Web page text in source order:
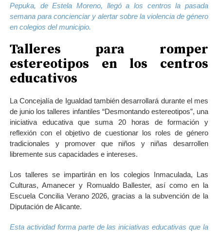
Pepuka, de Estela Moreno, llegó a los centros la pasada
semana para concienciar y alertar sobre la violencia de género
en colegios del municipio.
Talleres para romper
estereotipos en los centros
educativos
La Concejalía de Igualdad también desarrollará durante el mes
de junio los talleres infantiles “Desmontando estereotipos”, una
iniciativa educativa que suma 20 horas de formación y
reflexión con el objetivo de cuestionar los roles de género
tradicionales y promover que niños y niñas desarrollen
libremente sus capacidades e intereses.
Los talleres se impartirán en los colegios Inmaculada, Las
Culturas, Amanecer y Romualdo Ballester, así como en la
Escuela Concilia Verano 2026, gracias a la subvención de la
Diputación de Alicante.
Esta actividad forma parte de las iniciativas educativas que la